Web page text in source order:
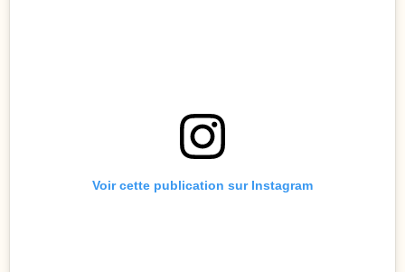
Voir cette publication sur Instagram